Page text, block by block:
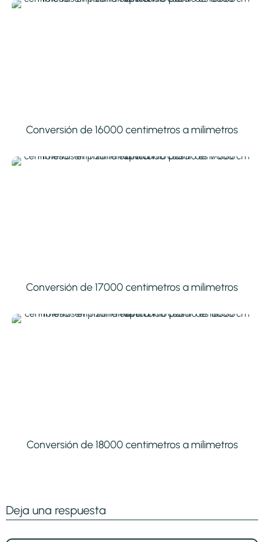
Conversión de 16000 centimetros a milimetros
Conversión de 17000 centimetros a milimetros
Conversión de 18000 centimetros a milimetros
Deja una respuesta